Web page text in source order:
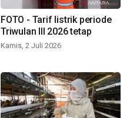
FOTO - Tarif listrik periode
Triwulan III 2026 tetap
Kamis, 2 Juli 2026